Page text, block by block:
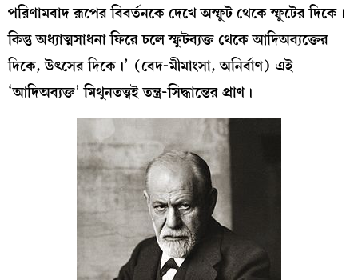
পরিণামবাদ রূপের বিবর্তনকে দেখে অস্ফুট থেকে স্ফুটের দিকে।
কিন্তু অধ্যাত্মসাধনা ফিরে চলে স্ফুটব্যক্ত থেকে আদিঅব্যক্তের
দিকে, উৎসের দিকে।’ (বেদ-মীমাংসা, অনির্বাণ) এই
‘আদিঅব্যক্ত’ মিথুনতত্ত্বই তন্ত্র-সিদ্ধান্তের প্রাণ।